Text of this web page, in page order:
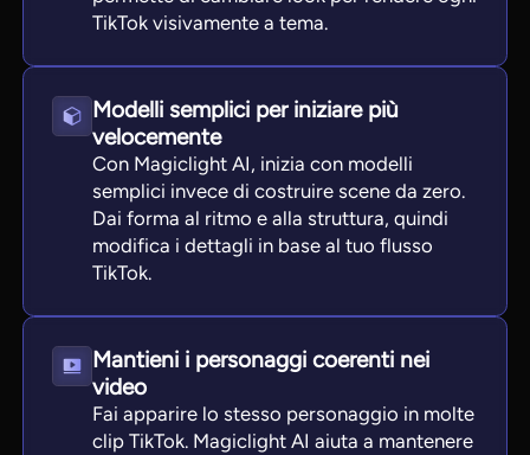
TikTok visivamente a tema.
Modelli semplici per iniziare più
velocemente
Con Magiclight AI, inizia con modelli
semplici invece di costruire scene da zero.
Dai forma al ritmo e alla struttura, quindi
modifica i dettagli in base al tuo flusso
TikTok.
Mantieni i personaggi coerenti nei
video
Fai apparire lo stesso personaggio in molte
clip TikTok. Magiclight AI aiuta a mantenere